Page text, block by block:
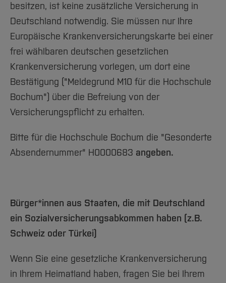
besitzen, ist keine zusätzliche Versicherung in
Deutschland notwendig. Sie müssen nur Ihre
Europäische Krankenversicherungskarte bei einer
frei wählbaren deutschen gesetzlichen
Krankenversicherung vorlegen, um dort eine
Bestätigung ("Meldegrund M10 für die Hochschule
Bochum") über die Befreiung von der
Versicherungspflicht zu erhalten.
Bitte für die Hochschule Bochum die "Gesonderte
Absendernummer" H0000683 angeben.
Bürger*innen aus Staaten, die mit Deutschland
ein Sozialversicherungsabkommen haben (z.B.
Schweiz oder Türkei)
Wenn Sie eine gesetzliche Krankenversicherung
in Ihrem Heimatland haben, fragen Sie bei Ihrem